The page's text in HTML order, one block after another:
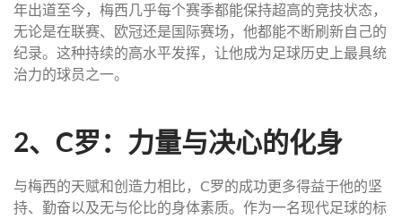
年出道至今，梅西几乎每个赛季都能保持超高的竞技状态，
无论是在联赛、欧冠还是国际赛场，他都能不断刷新自己的
纪录。这种持续的高水平发挥，让他成为足球历史上最具统
治力的球员之一。
2、C罗：力量与决心的化身
与梅西的天赋和创造力相比，C罗的成功更多得益于他的坚
持、勤奋以及无与伦比的身体素质。作为一名现代足球的标